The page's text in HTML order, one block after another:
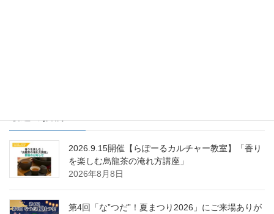
2026.9.15開催【らぽーるカルチャー教室】「香り
を楽しむ烏龍茶の淹れ方講座」
2026年8月8日
第4回「な”つだ”！夏まつり2026」にご来場ありが